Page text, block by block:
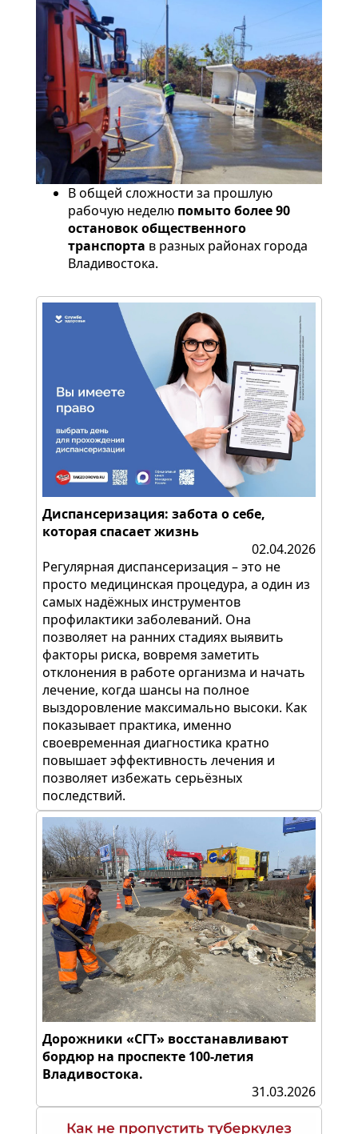
В общей сложности за прошлую
рабочую неделю помыто более 90
остановок общественного
транспорта в разных районах города
Владивостока.
Диспансеризация: забота о себе,
которая спасает жизнь
02.04.2026
Регулярная диспансеризация – это не
просто медицинская процедура, а один из
самых надёжных инструментов
профилактики заболеваний. Она
позволяет на ранних стадиях выявить
факторы риска, вовремя заметить
отклонения в работе организма и начать
лечение, когда шансы на полное
выздоровление максимально высоки. Как
показывает практика, именно
своевременная диагностика кратно
повышает эффективность лечения и
позволяет избежать серьёзных
последствий.
Дорожники «СГТ» восстанавливают
бордюр на проспекте 100-летия
Владивостока.
31.03.2026